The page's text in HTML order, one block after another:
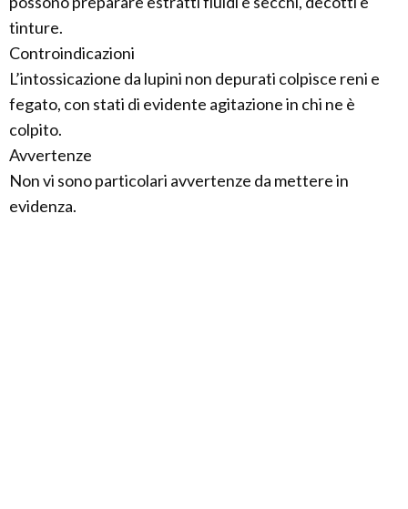
tinture.
Controindicazioni
L’intossicazione da lupini non depurati colpisce reni e
fegato, con stati di evidente agitazione in chi ne è
colpito.
Avvertenze
Non vi sono particolari avvertenze da mettere in
evidenza.